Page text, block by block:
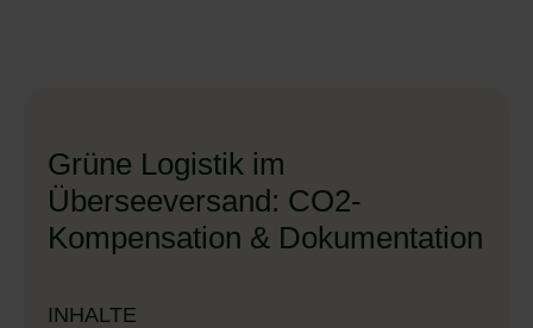
Grüne Logistik im
Überseeversand: CO2-
Kompensation & Dokumentation
INHALTE